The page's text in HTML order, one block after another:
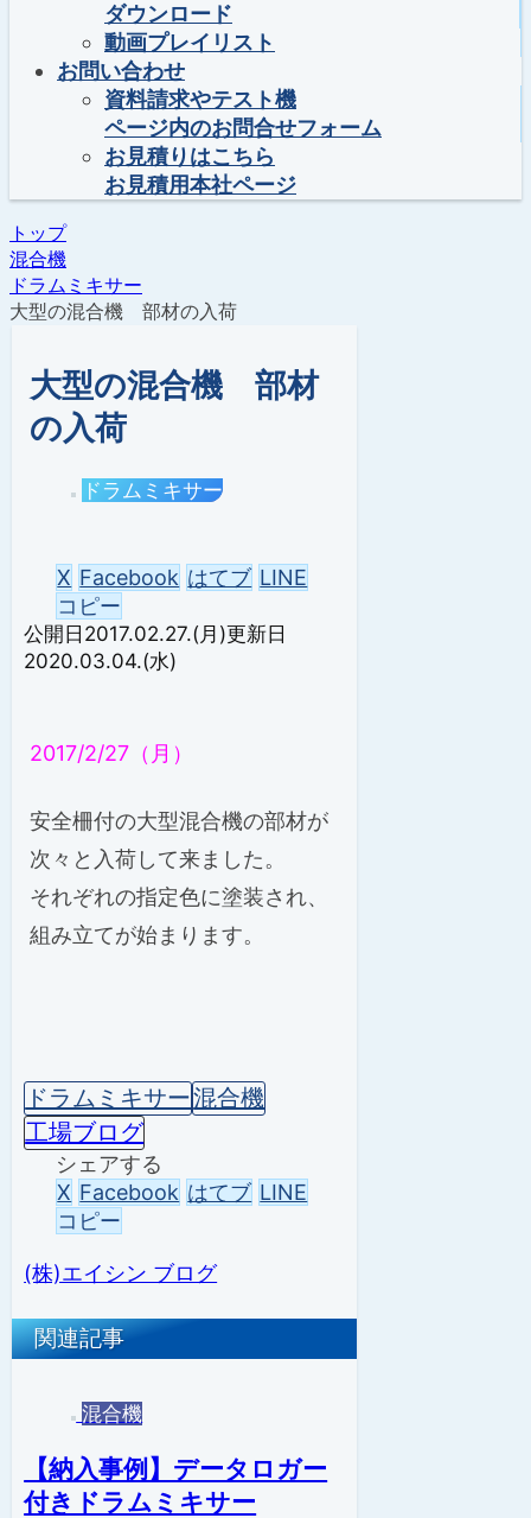
ダウンロード
動画プレイリスト
お問い合わせ
資料請求やテスト機
ページ内のお問合せフォーム
お見積りはこちら
お見積用本社ページ
トップ
混合機
ドラムミキサー
大型の混合機 部材の入荷
大型の混合機 部材
の入荷
ドラムミキサー
X Facebook はてブ LINE
コピー
2017.02.27.(月)
2020.03.04.(水)
2017/2/27（月）
安全柵付の大型混合機の部材が
次々と入荷して来ました。
それぞれの指定色に塗装され、
組み立てが始まります。
ドラムミキサー混合機
工場ブログ
シェアする
X Facebook はてブ LINE
コピー
(株)エイシン ブログ
関連記事
混合機
【納入事例】データロガー
付きドラムミキサー